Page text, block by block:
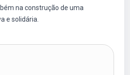
na construção de uma
e solidária.